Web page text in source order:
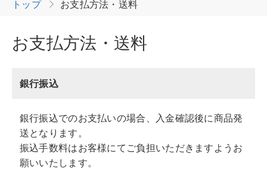
トップ お支払方法・送料
お支払方法・送料
銀行振込
銀行振込でのお支払いの場合、入金確認後に商品発
送となります。
振込手数料はお客様にてご負担いただきますようお
願いいたします。